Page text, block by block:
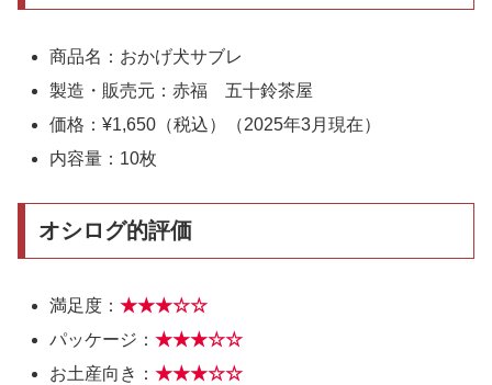
商品名：おかげ犬サブレ
製造・販売元：赤福 五十鈴茶屋
価格：¥1,650（税込）（2025年3月現在）
内容量：10枚
オシログ的評価
満足度：★★★☆☆
パッケージ：★★★☆☆
お土産向き：★★★☆☆